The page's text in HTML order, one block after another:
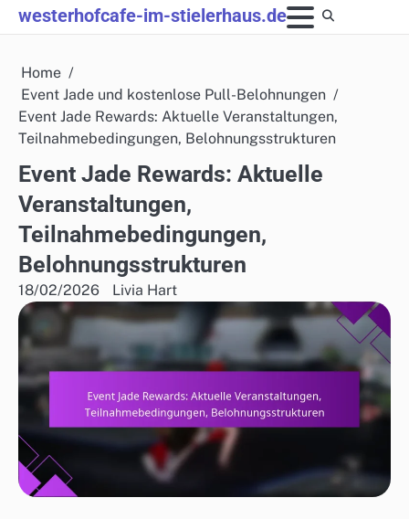
Skip
to
westerhofcafe-im-stielerhaus.de
Home
Event Jade und kostenlose Pull-Belohnungen
Event Jade Rewards: Aktuelle Veranstaltungen,
Teilnahmebedingungen, Belohnungsstrukturen
Event Jade Rewards: Aktuelle
Veranstaltungen,
Teilnahmebedingungen,
Belohnungsstrukturen
18/02/2026 Livia Hart